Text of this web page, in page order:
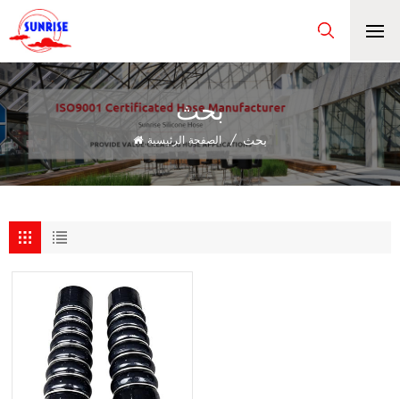
بحث
الصفحة الرئيسية / بحث